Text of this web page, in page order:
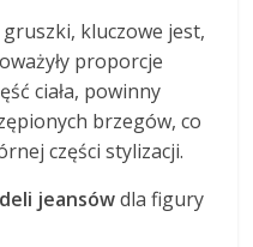
kluczowe jest,
proporcje
ciała, powinny
brzegów, co
części stylizacji.
jeansówdla figury